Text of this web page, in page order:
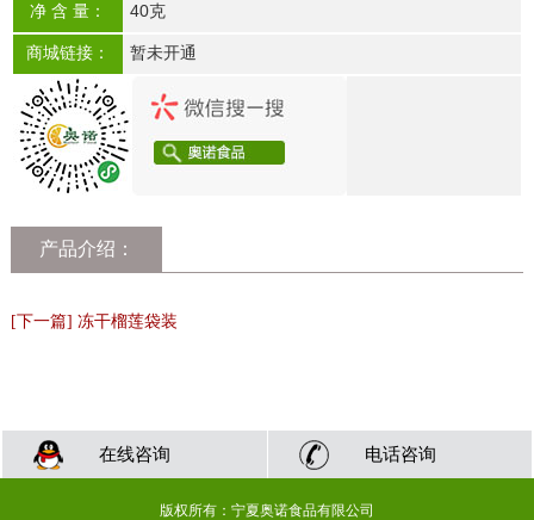
净 含 量： 40克
商城链接： 暂未开通
产品介绍：
[下一篇] 冻干榴莲袋装
在线咨询 电话咨询
版权所有：宁夏奥诺食品有限公司